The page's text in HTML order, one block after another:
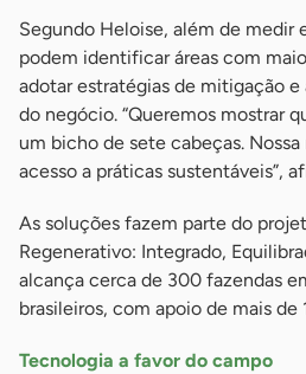
Segundo Heloise, além de medir
podem identificar áreas com
adotar estratégias de mitigação
do negócio. “Queremos mostrar
um bicho de sete cabeças.
acesso a práticas sustentáveis”,
As soluções fazem parte do
Regenerativo: Integrado,
alcança cerca de 300 fazendas
brasileiros, com apoio de mais
Tecnologia a favor do campo